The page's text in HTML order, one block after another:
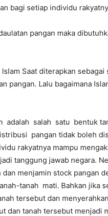
bagi setiap individu
pangan maka
Saat diterapkan
pangan. Lalu bagaimana
adalah salah satu bentuk
pangan tidak boleh
rakyatnya mampu
tanggung jawab negara.
menjamin stock pangan
tanah mati. Bahkan jika
tersebut dan
dan tanah tersebut menjadi